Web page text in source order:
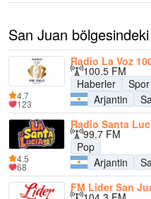
San Juan
Radio La Voz
100.5 FM
Haberler
Spor
Arjantin
4.7
123
Radio Santa
99.7 FM
Pop
Arjantin
4.5
68
FM Lider San